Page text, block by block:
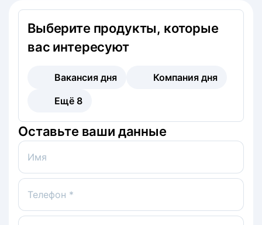
Выберите продукты, которые
вас интересуют
Вакансия дня
Компания дня
Ещё 8
Оставьте ваши данные
Имя
Телефон *